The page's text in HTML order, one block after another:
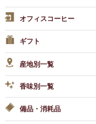
オフィスコーヒー
ギフト
産地別一覧
香味別一覧
備品・消耗品